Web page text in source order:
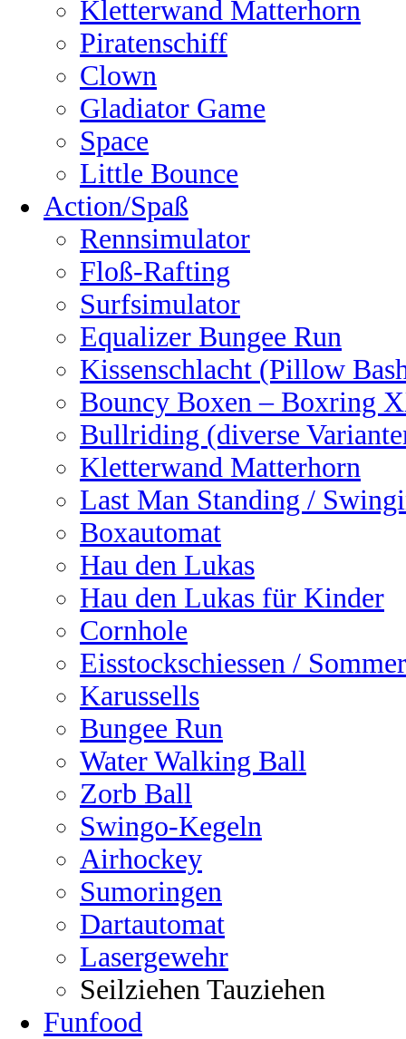
Kletterwand Matterhorn
Piratenschiff
Clown
Gladiator Game
Space
Little Bounce
Action/Spaß
Rennsimulator
Floß-Rafting
Surfsimulator
Equalizer Bungee Run
Kissenschlacht (Pillow
Bouncy Boxen – Boxring
Bullriding (diverse
Kletterwand Matterhorn
Last Man Standing /
Boxautomat
Hau den Lukas
Hau den Lukas für Kinder
Cornhole
Eisstockschiessen /
Karussells
Bungee Run
Water Walking Ball
Zorb Ball
Swingo-Kegeln
Airhockey
Sumoringen
Dartautomat
Lasergewehr
Seilziehen Tauziehen
Funfood